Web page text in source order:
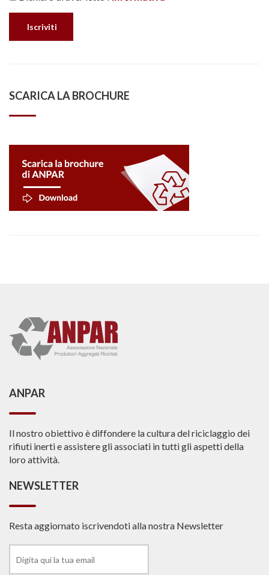
SCARICA LA BROCHURE
ANPAR
Il nostro obiettivo è diffondere la cultura del riciclaggio dei
rifiuti inerti e assistere gli associati in tutti gli aspetti della
loro attività.
NEWSLETTER
Resta aggiornato iscrivendoti alla nostra Newsletter